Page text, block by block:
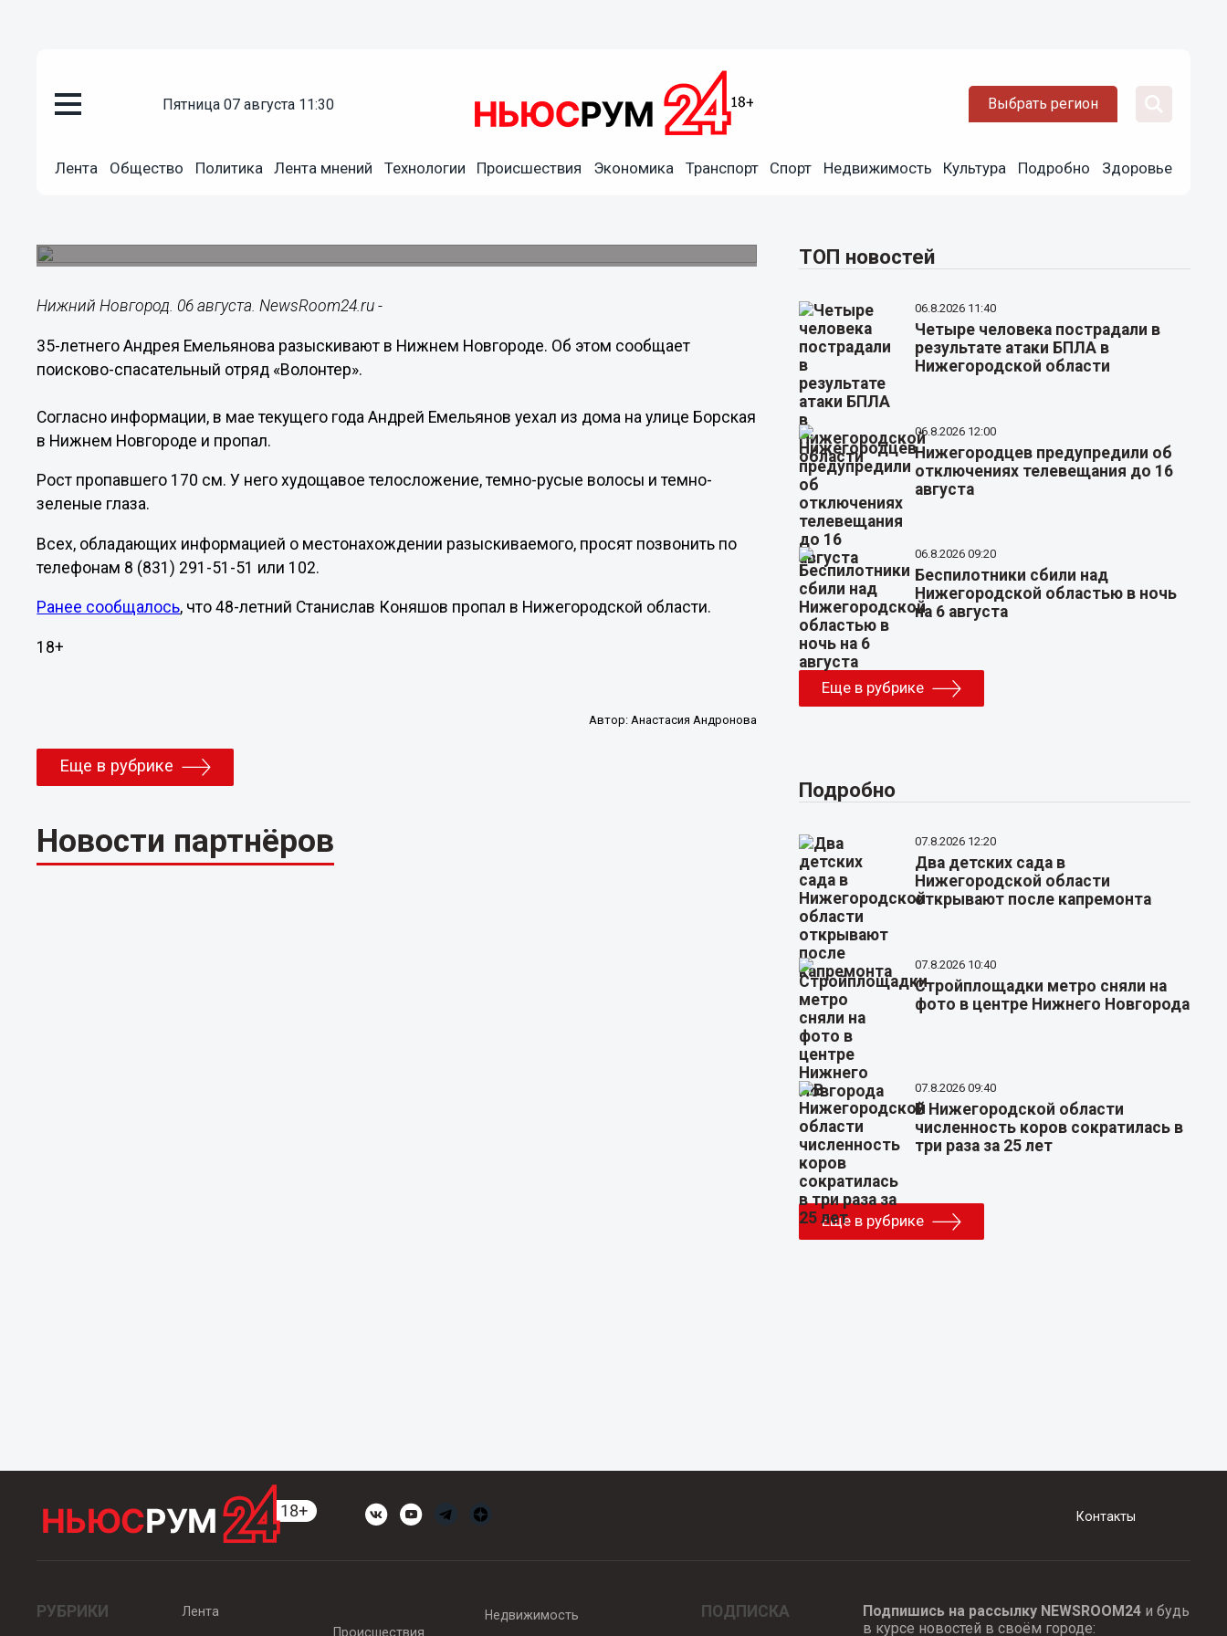
пятница 07 августа 11:30 Выбрать регион
Лента Общество Политика Лента мнений Технологии Происшествия Экономика Транспорт Спорт Недвижимость Культура Подробно Здоровье
06.08.201816:40
Нижний Новгород. 06 августа. NewsRoom24.ru -
35-летнего Андрея Емельянова разыскивают в Нижнем Новгороде. Об этом сообщает
поисково-спасательный отряд «Волонтер».
Согласно информации, в мае текущего года Андрей Емельянов уехал из дома на улице Борская
в Нижнем Новгороде и пропал.
Рост пропавшего 170 см. У него худощавое телосложение, темно-русые волосы и темно-
зеленые глаза.
Всех, обладающих информацией о местонахождении разыскиваемого, просят позвонить по
телефонам 8 (831) 291-51-51 или 102.
Ранее сообщалось, что 48-летний Станислав Коняшов пропал в Нижегородской области.
18+
Автор: Анастасия Андронова
Еще в рубрике
Новости партнёров
ТОП новостей
06.8.2026 11:40
Четыре человека пострадали в
результате атаки БПЛА в
Нижегородской области
06.8.2026 12:00
Нижегородцев предупредили об
отключениях телевещания до 16
августа
06.8.2026 09:20
Беспилотники сбили над
Нижегородской областью в ночь
на 6 августа
Еще в рубрике
Подробно
07.8.2026 12:20
Два детских сада в
Нижегородской области
открывают после капремонта
07.8.2026 10:40
Стройплощадки метро сняли на
фото в центре Нижнего Новгорода
07.8.2026 09:40
В Нижегородской области
численность коров сократилась в
три раза за 25 лет
Еще в рубрике
Контакты
РУБРИКИ
Лента
Происшествия
Недвижимость ПОДПИСКА Подпишись на рассылку NEWSROOM24и будь
в курсе новостей в своём городе: